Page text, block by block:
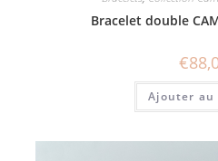
Bracelet double
€
Ajouter au